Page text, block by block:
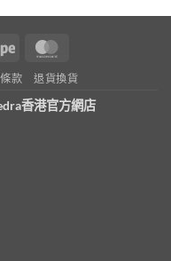
Stripe
款 退貨換貨
香港官方網店